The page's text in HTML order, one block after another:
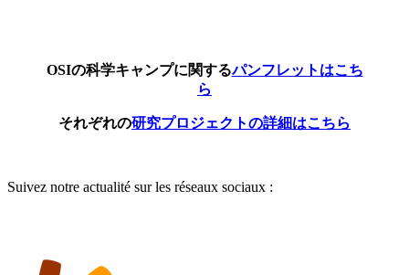
OSIの科学キャンプに関するパンフレットはこち
ら
それぞれの研究プロジェクトの詳細はこちら
Suivez notre actualité sur les réseaux sociaux :